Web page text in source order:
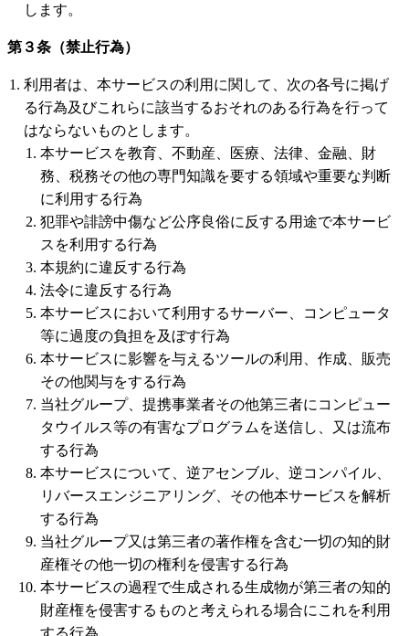
します。
第３条（禁止行為）
利用者は、本サービスの利用に関して、次の各号に掲げ
る行為及びこれらに該当するおそれのある行為を行って
はならないものとします。
本サービスを教育、不動産、医療、法律、金融、財
務、税務その他の専門知識を要する領域や重要な判断
に利用する行為
犯罪や誹謗中傷など公序良俗に反する用途で本サービ
スを利用する行為
本規約に違反する行為
法令に違反する行為
本サービスにおいて利用するサーバー、コンピュータ
等に過度の負担を及ぼす行為
本サービスに影響を与えるツールの利用、作成、販売
その他関与をする行為
当社グループ、提携事業者その他第三者にコンピュー
タウイルス等の有害なプログラムを送信し、又は流布
する行為
本サービスについて、逆アセンブル、逆コンパイル、
リバースエンジニアリング、その他本サービスを解析
する行為
当社グループ又は第三者の著作権を含む一切の知的財
産権その他一切の権利を侵害する行為
本サービスの過程で生成される生成物が第三者の知的
財産権を侵害するものと考えられる場合にこれを利用
する行為